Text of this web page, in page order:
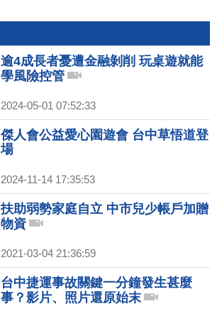
逾4成長者憂遭金融剝削 玩桌遊就能
學風險控管
2024-05-01 07:52:33
傑人會公益愛心園遊會 台中草悟道登
場
2024-11-14 17:35:53
扶助弱勢家庭自立 中市兒少帳戶加贈
物資
2021-03-04 21:36:59
台中捷運事故關鍵一分鐘發生甚麼
事？影片、照片還原始末